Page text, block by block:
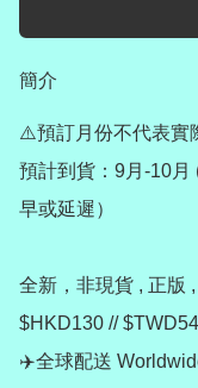
簡介
⚠️預訂月份不代表實
預計到貨：9月-10月
早或延遲）
全新，非現貨 , 正版
$HKD130 //
✈️全球配送